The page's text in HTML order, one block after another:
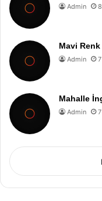
Admin
Mavi Renk
Admin
Mahalle
Admin